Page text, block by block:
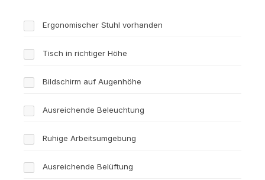
Ergonomischer Stuhl vorhanden
Tisch in richtiger Höhe
Bildschirm auf Augenhöhe
Ausreichende Beleuchtung
Ruhige Arbeitsumgebung
Ausreichende Belüftung